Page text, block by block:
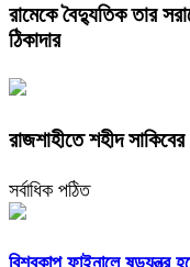
রামেকে বৈদ্যুতিক তার
ঠিকাদার
রাজশাহীতে শহীদ
সর্বাধিক পঠিত